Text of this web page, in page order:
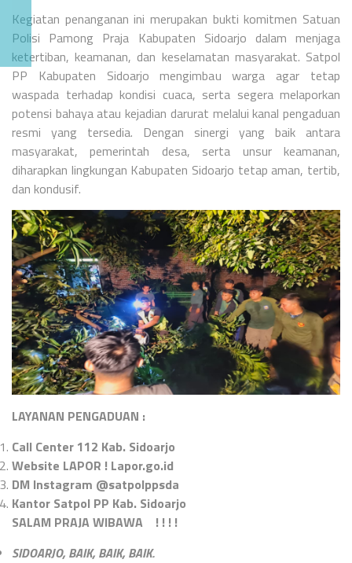
Kegiatan penanganan ini merupakan bukti komitmen Satuan
Polisi Pamong Praja Kabupaten Sidoarjo dalam menjaga
ketertiban, keamanan, dan keselamatan masyarakat. Satpol
PP Kabupaten Sidoarjo mengimbau warga agar tetap
waspada terhadap kondisi cuaca, serta segera melaporkan
potensi bahaya atau kejadian darurat melalui kanal pengaduan
resmi yang tersedia. Dengan sinergi yang baik antara
masyarakat, pemerintah desa, serta unsur keamanan,
diharapkan lingkungan Kabupaten Sidoarjo tetap aman, tertib,
dan kondusif.
LAYANAN PENGADUAN :
Call Center 112 Kab. Sidoarjo
Website LAPOR ! Lapor.go.id
DM Instagram @satpolppsda
Kantor Satpol PP Kab. Sidoarjo
SALAM PRAJA WIBAWA ! ! ! !
SIDOARJO, BAIK, BAIK, BAIK.